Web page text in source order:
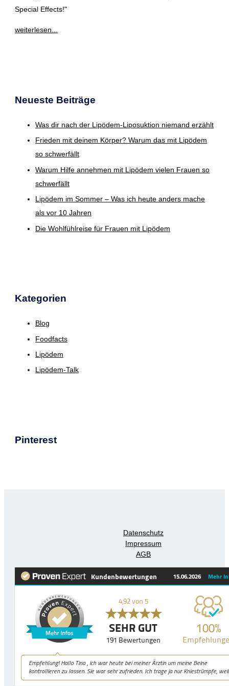
Special Effects!"
weiterlesen...
Neueste Beiträge
Was dir nach der Lipödem-Liposuktion niemand erzählt
Frieden mit deinem Körper? Warum das mit Lipödem
so schwerfällt
Warum Hilfe annehmen mit Lipödem vielen Frauen so
schwerfällt
Lipödem im Sommer – Was ich heute anders mache
als vor 10 Jahren
Die Wohlfühlreise für Frauen mit Lipödem
Kategorien
Blog
Foodfacts
Lipödem
Lipödem-Talk
Pinterest
Datenschutz
Impressum
AGB